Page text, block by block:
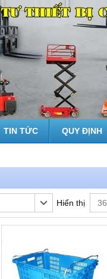
TIN TỨC QUY ĐỊNH
Hiển thị 36